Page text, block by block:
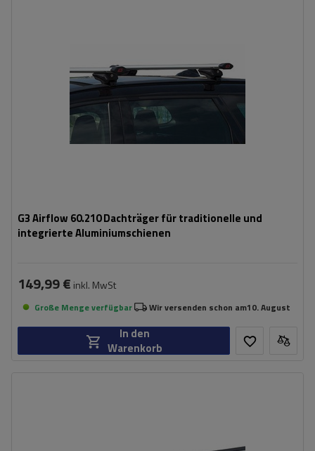
G3 Airflow 60.210 Dachträger für traditionelle und
integrierte Aluminiumschienen
149,99 € inkl. MwSt
Große Menge verfügbar Wir versenden schon am10. August
In den
Warenkorb